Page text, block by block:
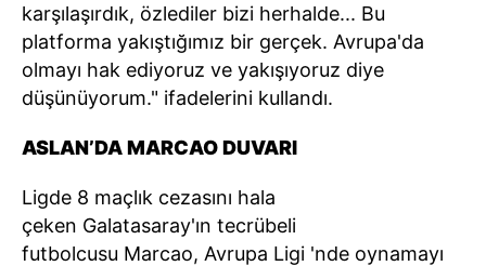
karşılaşırdık, özlediler bizi herhalde... Bu
platforma yakıştığımız bir gerçek. Avrupa'da
olmayı hak ediyoruz ve yakışıyoruz diye
düşünüyorum." ifadelerini kullandı.
ASLAN’DA MARCAO DUVARI
Ligde 8 maçlık cezasını hala
çeken Galatasaray'ın tecrübeli
futbolcusu Marcao, Avrupa Ligi 'nde oynamayı